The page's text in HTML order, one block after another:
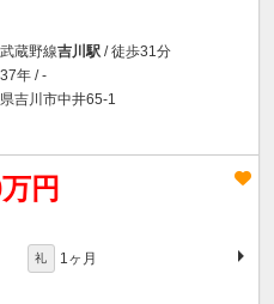
武蔵野線吉川駅 / 徒歩31分
年 / -
吉川市中井65-1
円
礼 1ヶ月